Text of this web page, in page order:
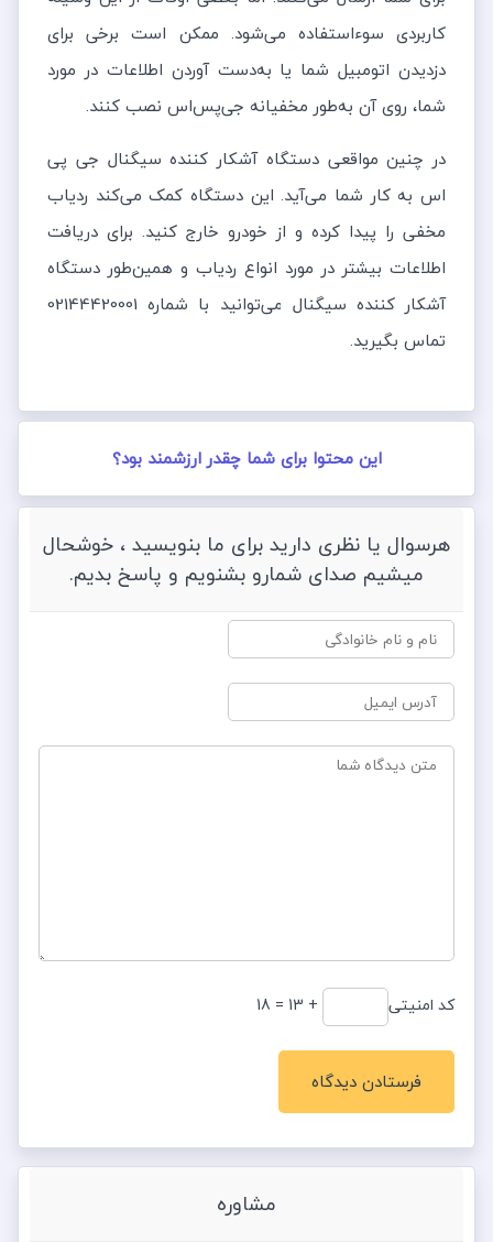
کاربردی سوءاستفاده می‌شود. ممکن است برخی برای
دزدیدن اتومبیل شما یا به‌دست آوردن اطلاعات در مورد
شما، روی آن به‌طور مخفیانه جی‌پس‌اس نصب کنند.
در چنین مواقعی دستگاه آشکار کننده سیگنال جی پی
اس به کار شما می‌آید. این دستگاه کمک می‌کند ردیاب
مخفی را پیدا کرده و از خودرو خارج کنید. برای دریافت
اطلاعات بیشتر در مورد انواع ردیاب و همین‌طور دستگاه
آشکار کننده سیگنال می‌توانید با شماره 02144420001
تماس بگیرید.
این محتوا برای شما چقدر ارزشمند بود؟
هرسوال یا نظری دارید برای ما بنویسید ، خوشحال
میشیم صدای شمارو بشنویم و پاسخ بدیم.
کد امنیتی + 13 = 18
مشاوره